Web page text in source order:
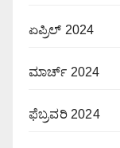
ಏಪ್ರಿಲ್ 2024
ಮಾರ್ಚ್ 2024
ಫೆಬ್ರವರಿ 2024